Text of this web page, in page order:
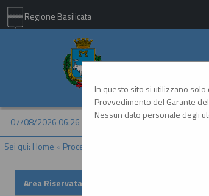
Regione Basilicata
Comune di
07/08/2026 06:26
Sei qui: Home » Procedure d'appalto e contratti
In questo sito si utilizzano
Provvedimento del Garante
Nessun dato personale degli
Area Riservata